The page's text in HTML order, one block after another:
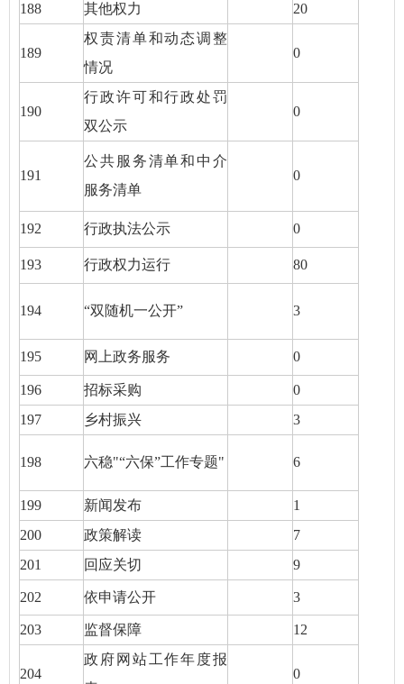
188
其他权力 20
189
权责清单和动态调整
情况
0
190
行政许可和行政处罚
双公示
0
191
公共服务清单和中介
服务清单
0
192 行政执法公示 0
193 行政权力运行 80
194 “双随机一公开” 3
195 网上政务服务 0
196 招标采购
0
197
乡村振兴 3
198 六稳"“六保”工作专题" 6
199 新闻发布
1
200
政策解读
7
201
回应关切 9
202 依申请公开 3
203 监督保障 12
204
政府网站工作年度报
0